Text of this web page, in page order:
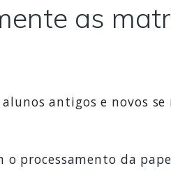
as
antigos e novos
processamento da